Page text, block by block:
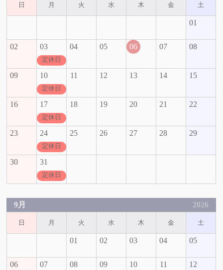
日 月 火 水 木 金 土
01
02 03
定休日
04 05 06 07 08
09 10
定休日
11 12 13 14 15
16 17
定休日
18 19 20 21 22
23 24
定休日
25 26 27 28 29
30 31
定休日
9月 2026
日 月 火 水 木 金 土
01 02 03 04 05
06 07 08 09 10 11 12